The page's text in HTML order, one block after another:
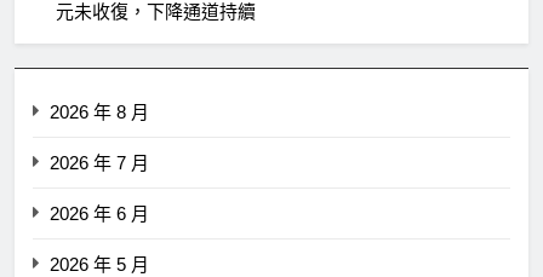
元未收復，下降通道持續
2026 年 8 月
2026 年 7 月
2026 年 6 月
2026 年 5 月